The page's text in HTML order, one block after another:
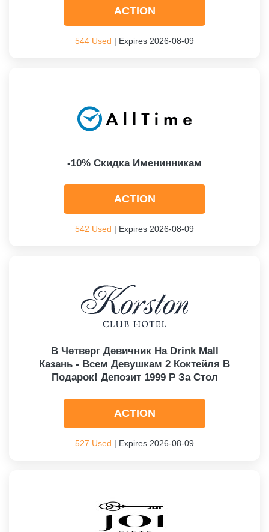
ACTION
544 Used | Expires 2026-08-09
-10% Скидка Именинникам
ACTION
542 Used | Expires 2026-08-09
В Четверг Девичник На Drink Mall
Казань - Всем Девушкам 2 Коктейля В
Подарок! Депозит 1999 Р За Стол
ACTION
527 Used | Expires 2026-08-09